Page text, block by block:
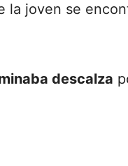
la joven se
descalza